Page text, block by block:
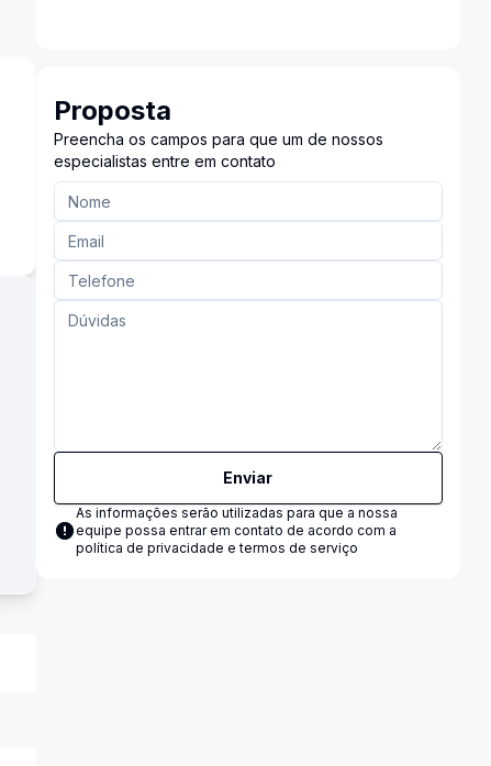
Proposta
Preencha os campos para que um de nossos
especialistas entre em contato
Enviar
As informações serão utilizadas para que a nossa
equipe possa entrar em contato de acordo com a
política de privacidade e termos de serviço